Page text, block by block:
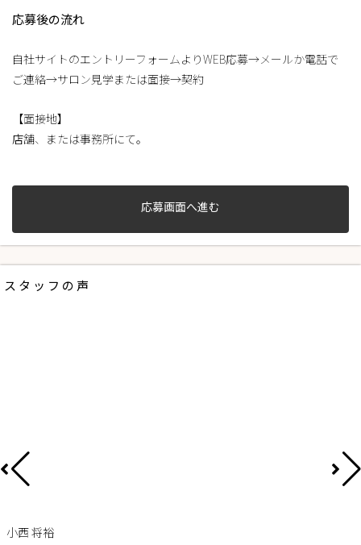
応募後の流れ
自社サイトのエントリーフォームよりWEB応募→メールか電話で
ご連絡→サロン見学または面接→契約
【面接地】
店舗、または事務所にて。
応募画面へ進む
スタッフの声
小西 将裕